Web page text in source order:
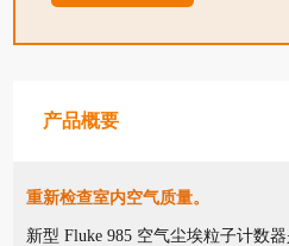
产品概要
重新检查室内空气质量。
新型 Fluke 985 空气尘埃粒子计数